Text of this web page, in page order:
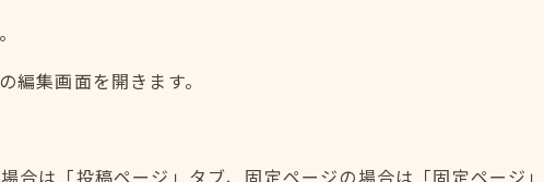
編集画面を開きます。
合は「投稿ページ」タブ、固定ページの場合は「固定ページ